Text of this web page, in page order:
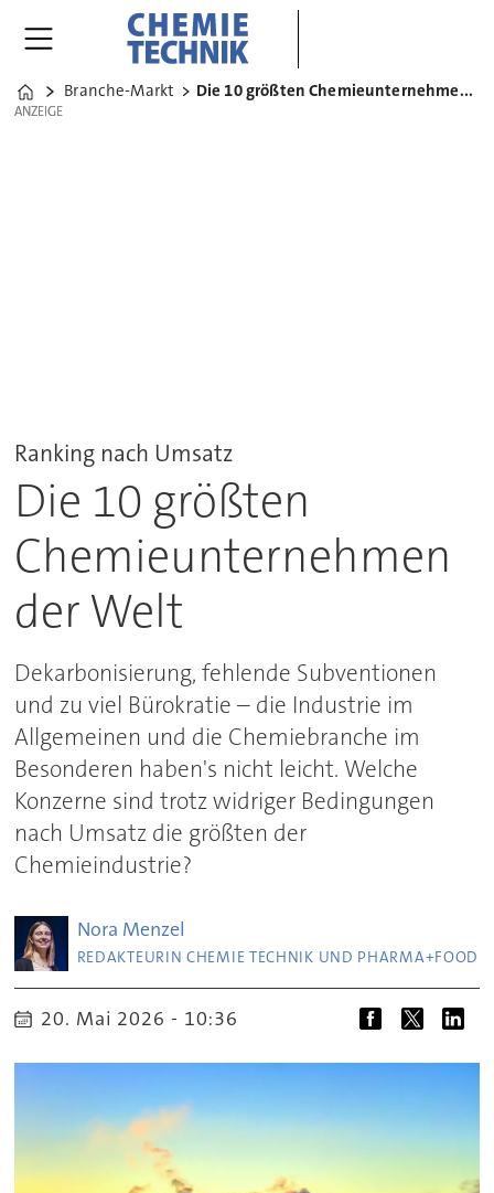
Home
Branche-Markt Die 10 größten Chemieunternehmen der Welt
ANZEIGE
ANZEIGE
Ranking nach Umsatz
Die 10 größten
Chemieunternehmen
der Welt
Dekarbonisierung, fehlende Subventionen
und zu viel Bürokratie – die Industrie im
Allgemeinen und die Chemiebranche im
Besonderen haben's nicht leicht. Welche
Konzerne sind trotz widriger Bedingungen
nach Umsatz die größten der
Chemieindustrie?
Nora Menzel
REDAKTEURIN CHEMIE TECHNIK UND PHARMA+FOOD
20. Mai 2026 - 10:36